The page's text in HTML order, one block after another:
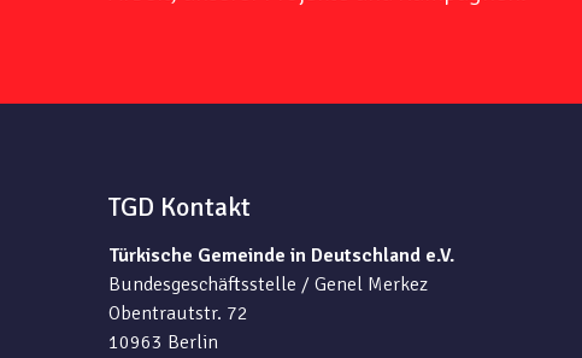
TGD Kontakt
Türkische Gemeinde in Deutschland e.V.
Bundesgeschäftsstelle / Genel Merkez
Obentrautstr. 72
10963 Berlin